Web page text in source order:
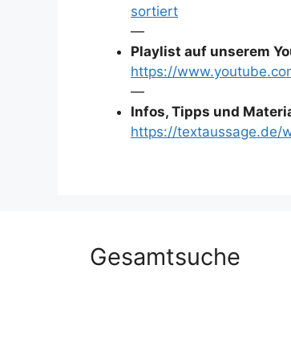
sortiert
—
Playlist auf unserem
https://
—
Infos, Tipps und
https://textaussage.de/
Gesamtsuche